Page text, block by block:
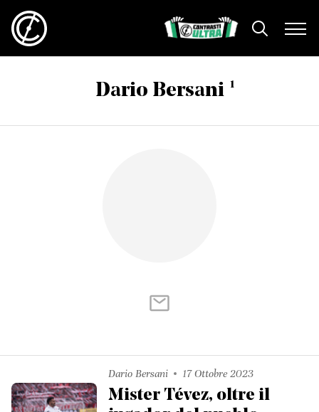
Dario Bersani 1
Dario Bersani 17 Ottobre 2023
Mister Tévez, oltre il